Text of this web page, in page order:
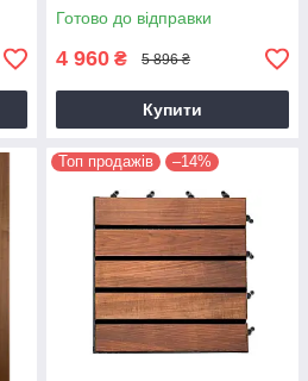
Готово до відправки
4 960 ₴ 5 896 ₴
Купити
Топ продажів –14%